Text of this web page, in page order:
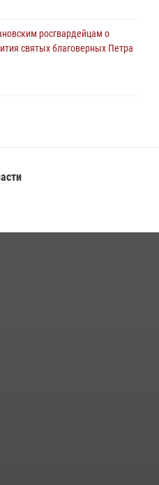
росгвардейцам о
святых благоверных Петра
единство общества в
общества «Знание»
разрешительной работы
идентифицировали предмет,